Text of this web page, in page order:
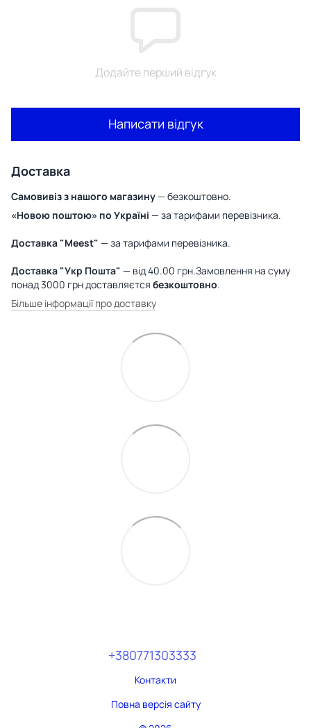
Додайте перший відгук
Написати відгук
Доставка
Самовивіз з нашого магазину— безкоштовно.
«Новою поштою» по Україні — за тарифами перевізника.
Доставка "Meest" — за тарифами перевізника.
Доставка "Укр Пошта" — від 40.00 грн.Замовлення на суму
понад 3000 грн доставляєтся безкоштовно.
Більше інформації про доставку
+380771303333
Контакти
Повна версія сайту